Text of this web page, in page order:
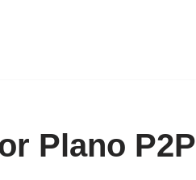
Plano P2P